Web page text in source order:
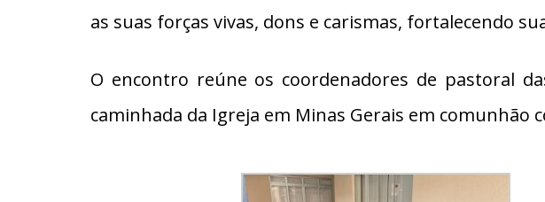
as suas forças vivas, dons e carismas, fortalecendo
O encontro reúne os coordenadores de pastoral
caminhada da Igreja em Minas Gerais em